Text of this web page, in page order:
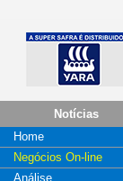
Notícias
Home
Negócios On-line
Análise